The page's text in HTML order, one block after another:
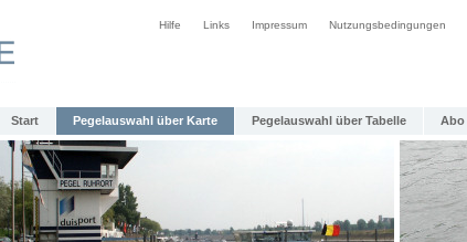
Hilfe Links Impressum Nutzungsbedingungen
Start Pegelauswahl über Karte Pegelauswahl über Tabelle Abo